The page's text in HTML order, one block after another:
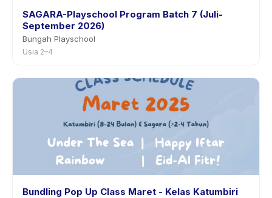
SAGARA-Playschool Program Batch 7 (Juli-
September 2026)
Bungah Playschool
Usia 2–4
Bundling Pop Up Class Maret - Kelas Katumbiri